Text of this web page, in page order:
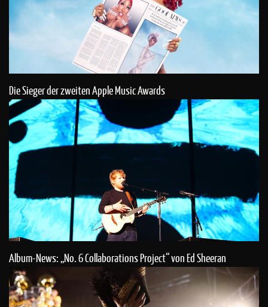
Die Sieger der zweiten Apple Music Awards
Album-News: „No. 6 Collaborations Project“ von Ed Sheeran